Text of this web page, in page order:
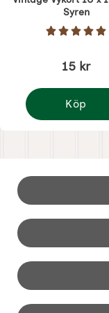
Syren
Art. nr 8748 Betyg:
15 kr
Köp
Vintage
Sidfot